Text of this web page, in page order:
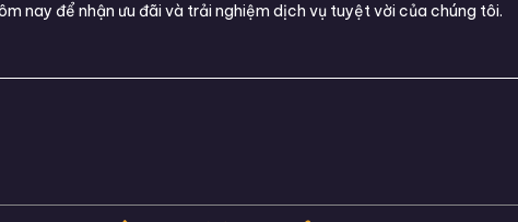
nay để nhận ưu đãi và trải nghiệm dịch vụ tuyệt vời của chúng tôi.